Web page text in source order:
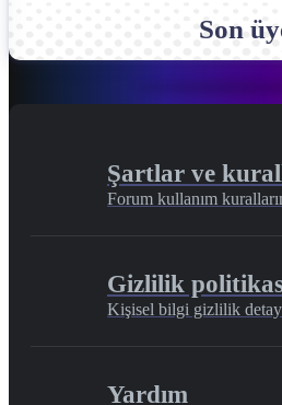
Son
Şartlar ve
Forum kullanım
Gizlilik
Kişisel bilgi gizlilik
Yardım